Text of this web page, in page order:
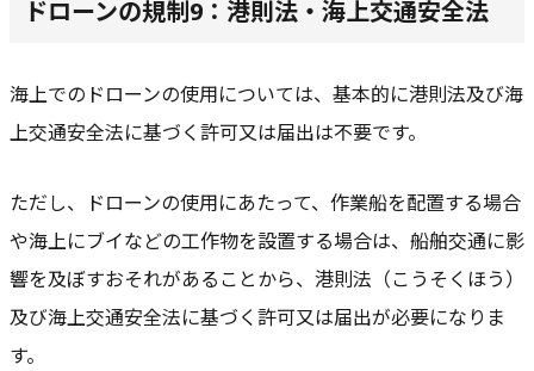
ドローンの規制9：港則法・海上交通安全法
海上でのドローンの使用については、基本的に港則法及び海
上交通安全法に基づく許可又は届出は不要です。
ただし、ドローンの使用にあたって、 作業船を配置する場合
や海上にブイなどの工作物を設置する場合は、船舶交通に影
響を及ぼすおそれがあることから、港則法（こうそくほう）
及び海上交通安全法に基づく許可又は届出が必要になりま
す。